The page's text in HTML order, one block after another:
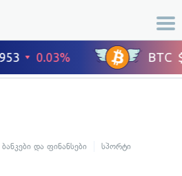
ბანკები და ფინანსები სპორტი